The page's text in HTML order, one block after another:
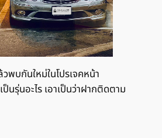
พบกันใหม่ในโปรเจคหน้า
ป็นรุ่นอะไร เอาเป็นว่าฝากติดตาม